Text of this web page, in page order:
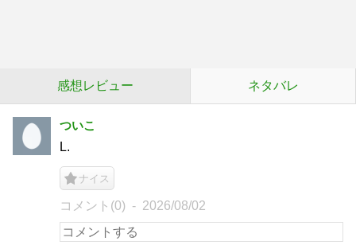
感想レビュー ネタバレ
ついこ
L.
ナイス
コメント(0) 2026/08/02